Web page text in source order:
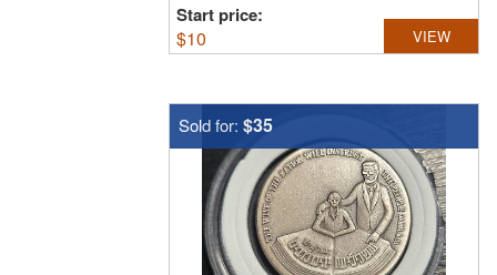
Start price:
$10 VIEW
Sold for: $35